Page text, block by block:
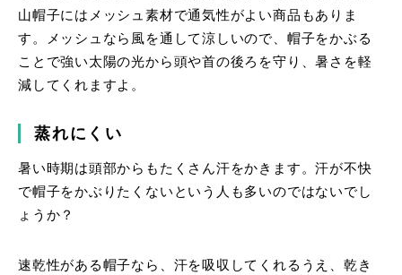
山帽子にはメッシュ素材で通気性がよい商品もありま
す。メッシュなら風を通して涼しいので、帽子をかぶる
ことで強い太陽の光から頭や首の後ろを守り、暑さを軽
減してくれますよ。
蒸れにくい
暑い時期は頭部からもたくさん汗をかきます。汗が不快
で帽子をかぶりたくないという人も多いのではないでし
ょうか？
速乾性がある帽子なら、汗を吸収してくれるうえ、乾き